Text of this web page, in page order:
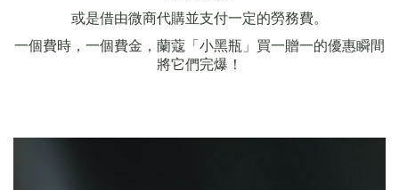
或是借由微商代購並支付一定的勞務費。
一個費時，一個費金，蘭蔻「小黑瓶」買一贈一的優惠瞬間
將它們完爆！